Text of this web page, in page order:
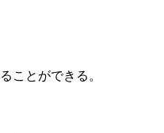
ことができる。